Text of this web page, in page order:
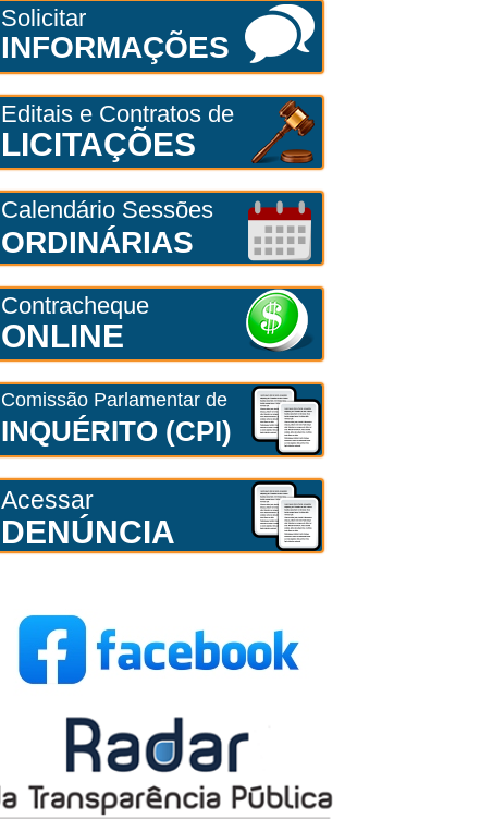
Solicitar
INFORMAÇÕES
Editais e Contratos de
LICITAÇÕES
Calendário Sessões
ORDINÁRIAS
Contracheque
ONLINE
Comissão Parlamentar de
INQUÉRITO (CPI)
Acessar
DENÚNCIA